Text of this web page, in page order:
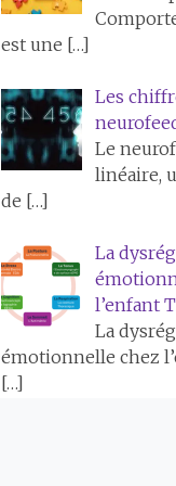
est une […]
Les
Le
linéaire,
de […]
La
l’enfant
La
émotionnelle chez
[…]